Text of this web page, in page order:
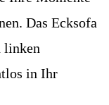
Das Ecksofa
linken
in Ihr